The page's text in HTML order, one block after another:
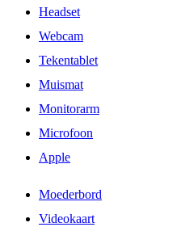
Headset
Webcam
Tekentablet
Muismat
Monitorarm
Microfoon
Apple
Moederbord
Videokaart